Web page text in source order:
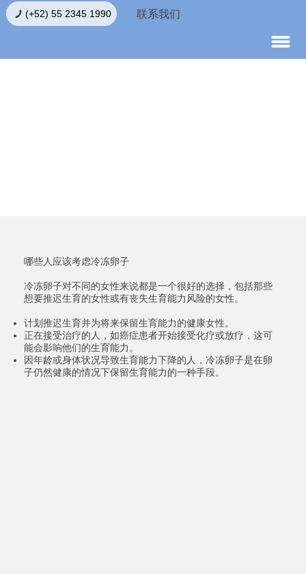
(+52) 55 2345 1990 联系我们
哪些人应该考虑冷冻卵子
冷冻卵子对不同的女性来说都是一个很好的选择，包括那些
想要推迟生育的女性或有丧失生育能力风险的女性。
计划推迟生育并为将来保留生育能力的健康女性。
正在接受治疗的人，如癌症患者开始接受化疗或放疗，这可
能会影响他们的生育能力。
因年龄或身体状况导致生育能力下降的人，冷冻卵子是在卵
子仍然健康的情况下保留生育能力的一种手段。